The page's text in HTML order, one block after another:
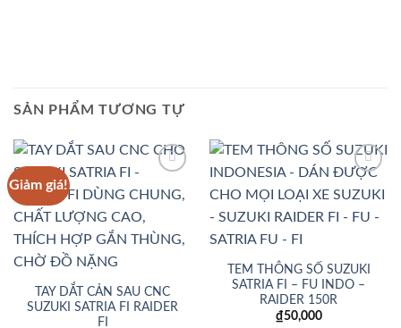
SẢN PHẨM TƯƠNG TỰ
Giảm giá!
Wishlist
TAY DẮT CẢN SAU CNC
SUZUKI SATRIA FI RAIDER
FI
Wishlist
TEM THÔNG SỐ SUZUKI
SATRIA FI – FU INDO –
RAIDER 150R
₫50,000